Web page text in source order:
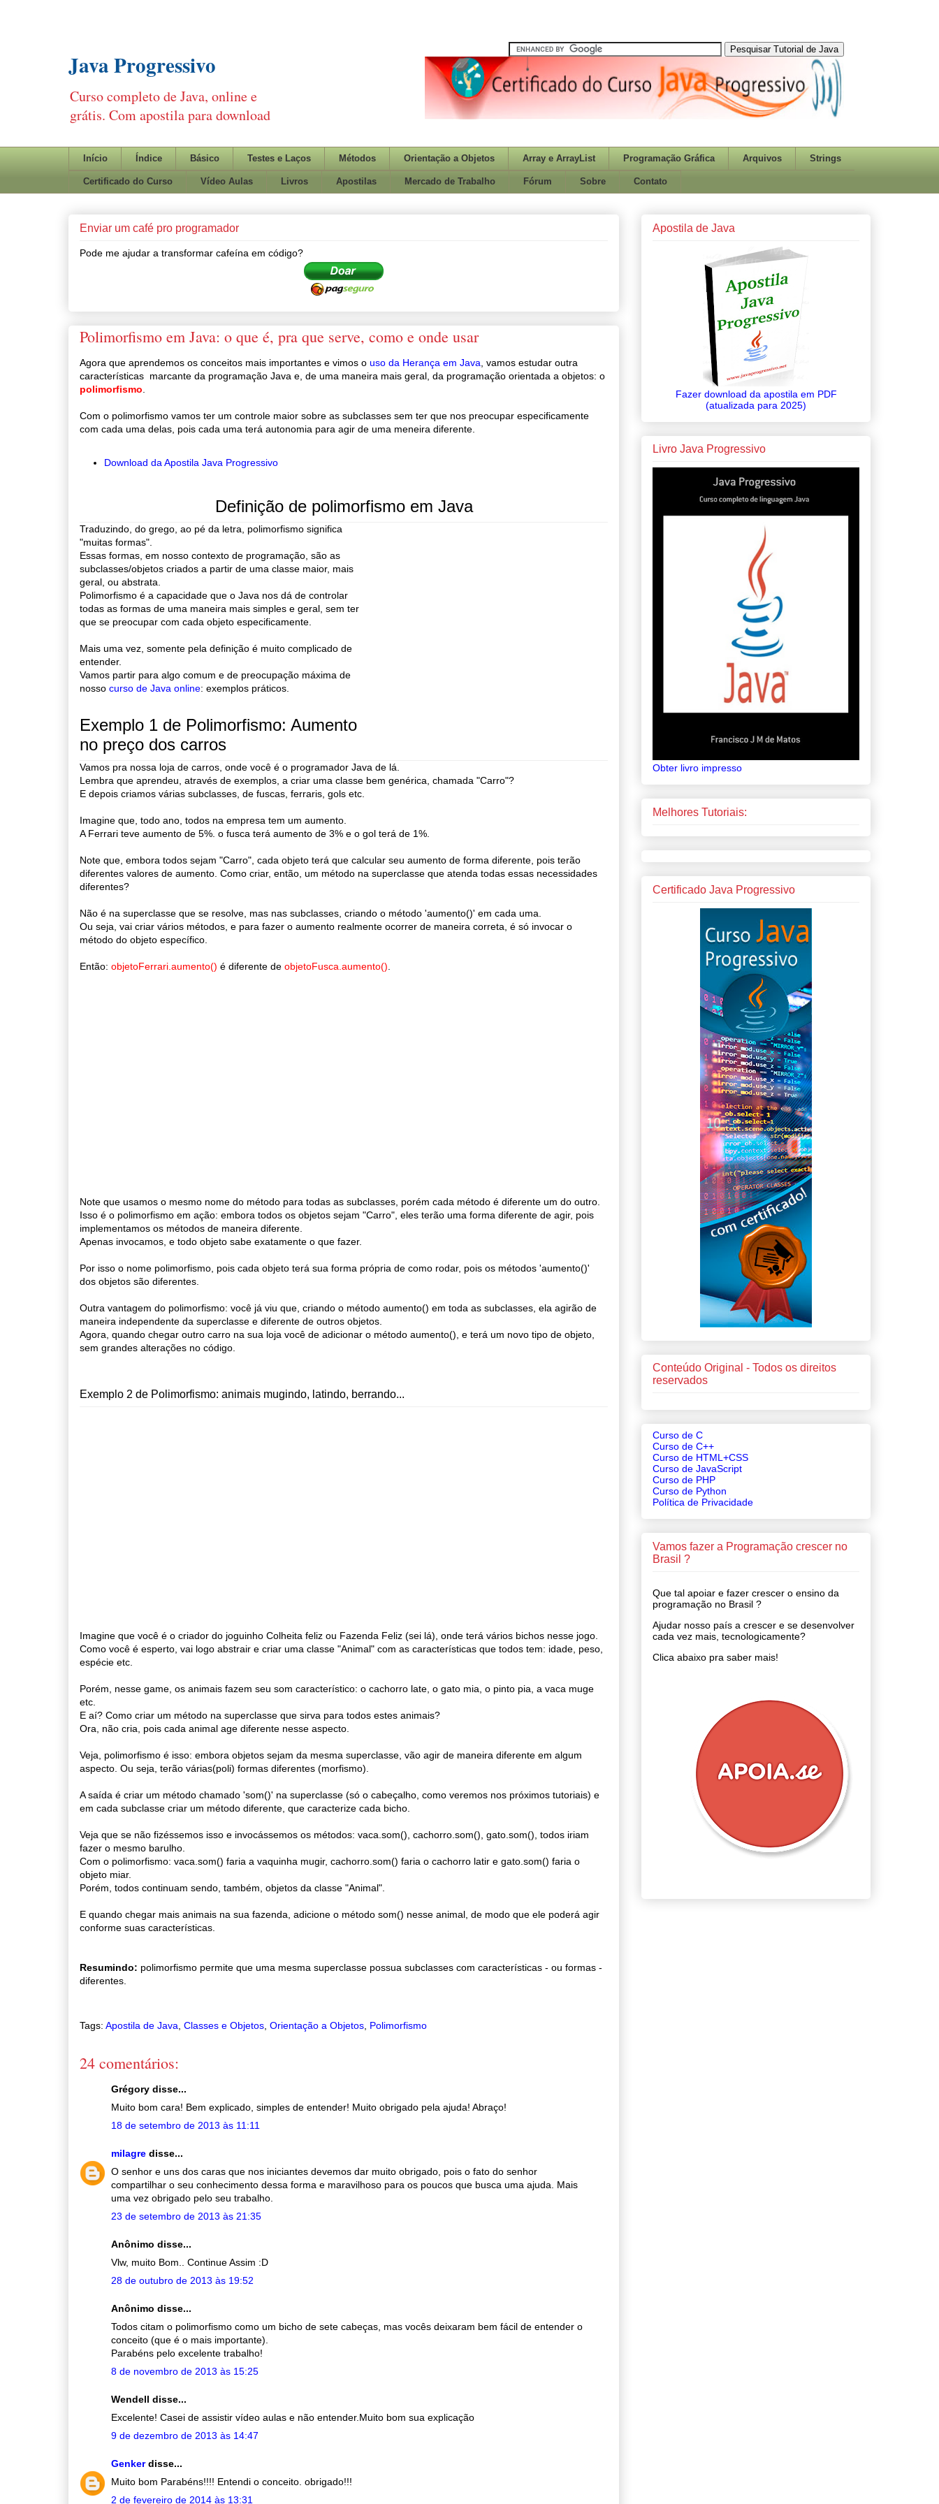
Java Progressivo
Curso completo de Java, online e
grátis. Com apostila para download
Início Índice Básico Testes e Laços Métodos Orientação a Objetos Array e ArrayList Programação Gráfica Arquivos Strings
Certificado do Curso Vídeo Aulas Livros Apostilas Mercado de Trabalho Fórum Sobre Contato
Enviar um café pro programador
Pode me ajudar a transformar cafeína em código?
Polimorfismo em Java: o que é, pra que serve, como e onde usar
Agora que aprendemos os conceitos mais importantes e vimos o uso da Herança em Java , vamos estudar outra
características marcante da programação Java e, de uma maneira mais geral, da programação orientada a objetos: o
polimorfismo
Com o polimorfismo vamos ter um controle maior sobre as subclasses sem ter que nos preocupar especificamente
com cada uma delas, pois cada uma terá autonomia para agir de uma meneira diferente.
Download da Apostila Java Progressivo
Definição de polimorfismo em Java
Traduzindo, do grego, ao pé da letra, polimorfismo significa
"muitas formas".
Essas formas, em nosso contexto de programação, são as
subclasses/objetos criados a partir de uma classe maior, mais
geral, ou abstrata.
Polimorfismo é a capacidade que o Java nos dá de controlar
todas as formas de uma maneira mais simples e geral, sem ter
que se preocupar com cada objeto especificamente.
Mais uma vez, somente pela definição é muito complicado de
entender.
Vamos partir para algo comum e de preocupação máxima de
nosso curso de Java online: exemplos práticos.
Exemplo 1 de Polimorfismo: Aumento
no preço dos carros
Vamos pra nossa loja de carros, onde você é o programador Java de lá.
Lembra que aprendeu, através de exemplos, a criar uma classe bem genérica, chamada "Carro"?
E depois criamos várias subclasses, de fuscas, ferraris, gols etc.
Imagine que, todo ano, todos na empresa tem um aumento.
A Ferrari teve aumento de 5%. o fusca terá aumento de 3% e o gol terá de 1%.
Note que, embora todos sejam "Carro", cada objeto terá que calcular seu aumento de forma diferente, pois terão
diferentes valores de aumento. Como criar, então, um método na superclasse que atenda todas essas necessidades
diferentes?
Não é na superclasse que se resolve, mas nas subclasses, criando o método 'aumento()' em cada uma.
Ou seja, vai criar vários métodos, e para fazer o aumento realmente ocorrer de maneira correta, é só invocar o
método do objeto específico.
Então: objetoFerrari.aumento() é diferente de objetoFusca.aumento()
Note que usamos o mesmo nome do método para todas as subclasses, porém cada método é diferente um do outro.
Isso é o polimorfismo em ação: embora todos os objetos sejam "Carro", eles terão uma forma diferente de agir, pois
implementamos os métodos de maneira diferente.
Apenas invocamos, e todo objeto sabe exatamente o que fazer.
Por isso o nome polimorfismo, pois cada objeto terá sua forma própria de como rodar, pois os métodos 'aumento()'
dos objetos são diferentes.
Outra vantagem do polimorfismo: você já viu que, criando o método aumento() em toda as subclasses, ela agirão de
maneira independente da superclasse e diferente de outros objetos.
Agora, quando chegar outro carro na sua loja você de adicionar o método aumento(), e terá um novo tipo de objeto,
sem grandes alterações no código.
Exemplo 2 de Polimorfismo: animais mugindo, latindo, berrando...
Imagine que você é o criador do joguinho Colheita feliz ou Fazenda Feliz (sei lá), onde terá vários bichos nesse jogo.
Como você é esperto, vai logo abstrair e criar uma classe "Animal" com as características que todos tem: idade, peso,
espécie etc.
Porém, nesse game, os animais fazem seu som característico: o cachorro late, o gato mia, o pinto pia, a vaca muge
etc.
E aí? Como criar um método na superclasse que sirva para todos estes animais?
Ora, não cria, pois cada animal age diferente nesse aspecto.
Veja, polimorfismo é isso: embora objetos sejam da mesma superclasse, vão agir de maneira diferente em algum
aspecto. Ou seja, terão várias(poli) formas diferentes (morfismo).
A saída é criar um método chamado 'som()' na superclasse (só o cabeçalho, como veremos nos próximos tutoriais) e
em cada subclasse criar um método diferente, que caracterize cada bicho.
Veja que se não fizéssemos isso e invocássemos os métodos: vaca.som(), cachorro.som(), gato.som(), todos iriam
fazer o mesmo barulho.
Com o polimorfismo: vaca.som() faria a vaquinha mugir, cachorro.som() faria o cachorro latir e gato.som() faria o
objeto miar.
Porém, todos continuam sendo, também, objetos da classe "Animal".
E quando chegar mais animais na sua fazenda, adicione o método som() nesse animal, de modo que ele poderá agir
conforme suas características.
Resumindo: polimorfismo permite que uma mesma superclasse possua subclasses com características - ou formas -
diferentes.
Tags: Apostila de Java Classes e Objetos Orientação a Objetos Polimorfismo
24 comentários:
Grégory disse...
Muito bom cara! Bem explicado, simples de entender! Muito obrigado pela ajuda! Abraço!
18 de setembro de 2013 às 11:11
milagre disse...
O senhor e uns dos caras que nos iniciantes devemos dar muito obrigado, pois o fato do senhor
compartilhar o seu conhecimento dessa forma e maravilhoso para os poucos que busca uma ajuda. Mais
uma vez obrigado pelo seu trabalho.
23 de setembro de 2013 às 21:35
Anônimo disse...
Vlw, muito Bom.. Continue Assim :D
28 de outubro de 2013 às 19:52
Anônimo disse...
Todos citam o polimorfismo como um bicho de sete cabeças, mas vocês deixaram bem fácil de entender o
conceito (que é o mais importante).
Parabéns pelo excelente trabalho!
8 de novembro de 2013 às 15:25
Wendell disse...
Excelente! Casei de assistir vídeo aulas e não entender.Muito bom sua explicação
9 de dezembro de 2013 às 14:47
Genkerdisse...
Muito bom Parabéns!!!! Entendi o conceito. obrigado!!!
2 de fevereiro de 2014 às 13:31
Apostila de Java
Fazer download da apostila em PDF
(atualizada para 2025)
Livro Java Progressivo
Obter livro impresso
Melhores Tutoriais:
Certificado Java Progressivo
Conteúdo Original - Todos os direitos
reservados
Curso de C
Curso de C++
Curso de HTML+CSS
Curso de JavaScript
Curso de PHP
Curso de Python
Política de Privacidade
Vamos fazer a Programação crescer no
Brasil ?
Que tal apoiar e fazer crescer o ensino da
programação no Brasil ?
Ajudar nosso país a crescer e se desenvolver
cada vez mais, tecnologicamente?
Clica abaixo pra saber mais!